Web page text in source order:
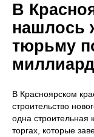
В
нашлось
тюрьму
В Красноярском
строительство
одна строительная
торгах, которые